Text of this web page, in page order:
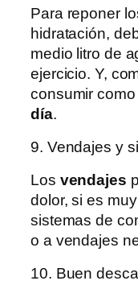
Para reponer
hidratación,
medio litro de
ejercicio. Y,
consumir
día.
9. Vendajes y
Los vendajes
dolor, si es
sistemas de
o a vendajes
10. Buen